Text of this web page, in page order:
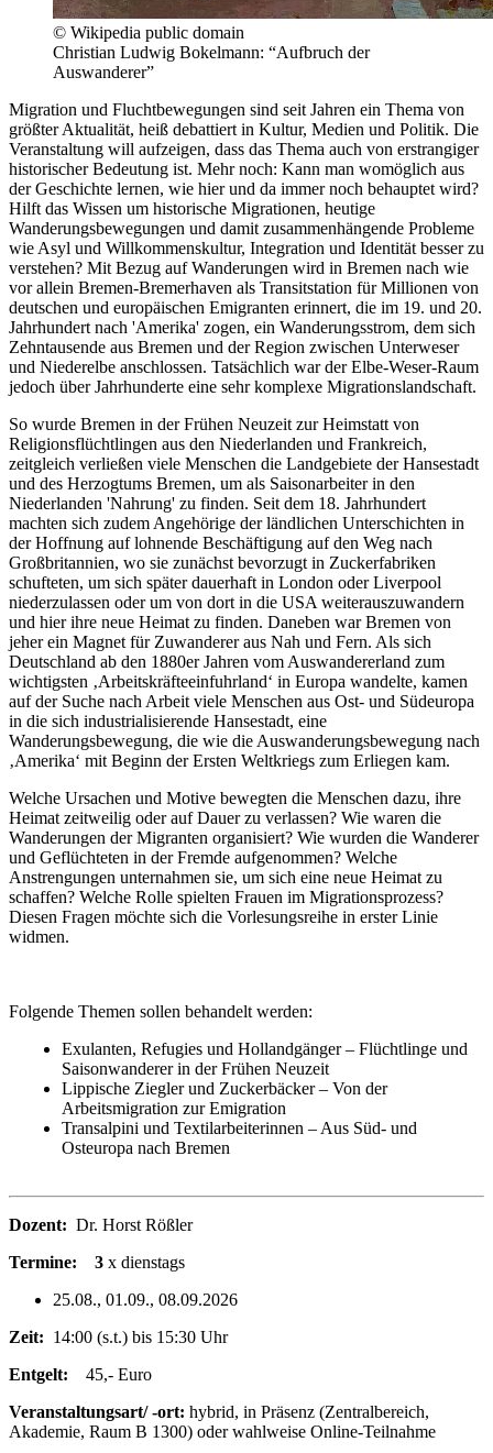
© Wikipedia public domain
Christian Ludwig Bokelmann: “Aufbruch der
Auswanderer”
Migration und Fluchtbewegungen sind seit Jahren ein Thema von
größter Aktualität, heiß debattiert in Kultur, Medien und Politik. Die
Veranstaltung will aufzeigen, dass das Thema auch von erstrangiger
historischer Bedeutung ist. Mehr noch: Kann man womöglich aus
der Geschichte lernen, wie hier und da immer noch behauptet wird?
Hilft das Wissen um historische Migrationen, heutige
Wanderungsbewegungen und damit zusammenhängende Probleme
wie Asyl und Willkommenskultur, Integration und Identität besser zu
verstehen? Mit Bezug auf Wanderungen wird in Bremen nach wie
vor allein Bremen-Bremerhaven als Transitstation für Millionen von
deutschen und europäischen Emigranten erinnert, die im 19. und 20.
Jahrhundert nach 'Amerika' zogen, ein Wanderungsstrom, dem sich
Zehntausende aus Bremen und der Region zwischen Unterweser
und Niederelbe anschlossen. Tatsächlich war der Elbe-Weser-Raum
jedoch über Jahrhunderte eine sehr komplexe Migrationslandschaft.
So wurde Bremen in der Frühen Neuzeit zur Heimstatt von
Religionsflüchtlingen aus den Niederlanden und Frankreich,
zeitgleich verließen viele Menschen die Landgebiete der Hansestadt
und des Herzogtums Bremen, um als Saisonarbeiter in den
Niederlanden 'Nahrung' zu finden. Seit dem 18. Jahrhundert
machten sich zudem Angehörige der ländlichen Unterschichten in
der Hoffnung auf lohnende Beschäftigung auf den Weg nach
Großbritannien, wo sie zunächst bevorzugt in Zuckerfabriken
schufteten, um sich später dauerhaft in London oder Liverpool
niederzulassen oder um von dort in die USA weiterauszuwandern
und hier ihre neue Heimat zu finden. Daneben war Bremen von
jeher ein Magnet für Zuwanderer aus Nah und Fern. Als sich
Deutschland ab den 1880er Jahren vom Auswandererland zum
wichtigsten ‚Arbeitskräfteeinfuhrland‘ in Europa wandelte, kamen
auf der Suche nach Arbeit viele Menschen aus Ost- und Südeuropa
in die sich industrialisierende Hansestadt, eine
Wanderungsbewegung, die wie die Auswanderungsbewegung nach
‚Amerika‘ mit Beginn der Ersten Weltkriegs zum Erliegen kam.
Welche Ursachen und Motive bewegten die Menschen dazu, ihre
Heimat zeitweilig oder auf Dauer zu verlassen? Wie waren die
Wanderungen der Migranten organisiert? Wie wurden die Wanderer
und Geflüchteten in der Fremde aufgenommen? Welche
Anstrengungen unternahmen sie, um sich eine neue Heimat zu
schaffen? Welche Rolle spielten Frauen im Migrationsprozess?
Diesen Fragen möchte sich die Vorlesungsreihe in erster Linie
widmen.
Folgende Themen sollen behandelt werden:
Exulanten, Refugies und Hollandgänger – Flüchtlinge und
Saisonwanderer in der Frühen Neuzeit
Lippische Ziegler und Zuckerbäcker – Von der
Arbeitsmigration zur Emigration
Transalpini und Textilarbeiterinnen – Aus Süd- und
Osteuropa nach Bremen
Dozent: Dr. Horst Rößler
Termine:
3 x dienstags
25.08., 01.09., 08.09.2026
Zeit: 14:00 (s.t.) bis 15:30 Uhr
Entgelt:
45,- Euro
Veranstaltungsart/ -ort: hybrid, in Präsenz (Zentralbereich,
Akademie, Raum B 1300) oder wahlweise Online-Teilnahme